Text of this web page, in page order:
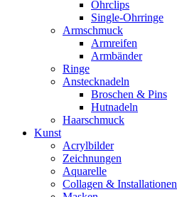
Ohrclips
Single-Ohrringe
Armschmuck
Armreifen
Armbänder
Ringe
Anstecknadeln
Broschen & Pins
Hutnadeln
Haarschmuck
Kunst
Acrylbilder
Zeichnungen
Aquarelle
Collagen & Installationen